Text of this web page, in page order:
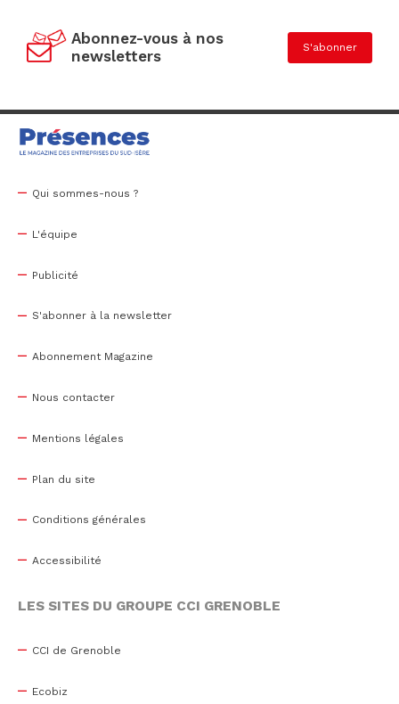
Abonnez-vous à nos
newsletters
S'abonner
Qui sommes-nous ?
L'équipe
Publicité
S'abonner à la newsletter
Abonnement Magazine
Nous contacter
Mentions légales
Plan du site
Conditions générales
Accessibilité
LES SITES DU GROUPE CCI GRENOBLE
CCI de Grenoble
Ecobiz